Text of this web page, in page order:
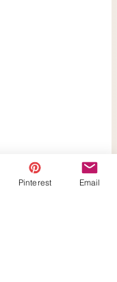
Pinterest Email